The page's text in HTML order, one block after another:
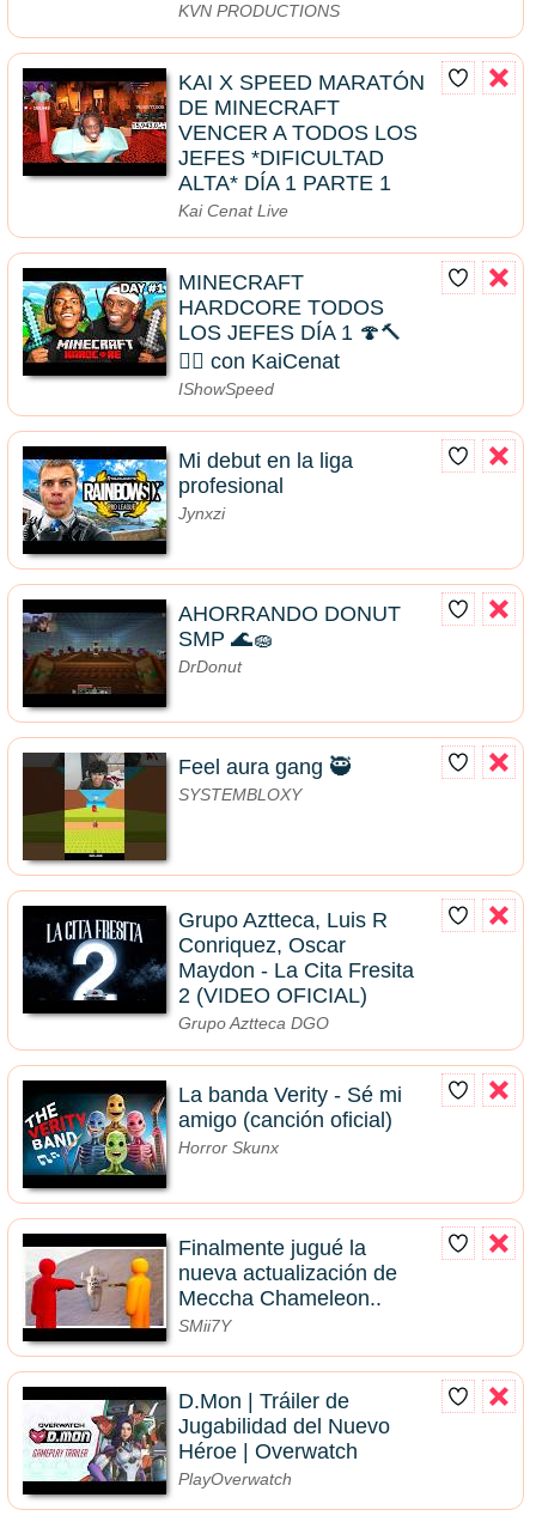
KVN PRODUCTIONS
KAI X SPEED MARATÓN
DE MINECRAFT
VENCER A TODOS LOS
JEFES *DIFICULTAD
ALTA* DÍA 1 PARTE 1
Kai Cenat Live
MINECRAFT
HARDCORE TODOS
LOS JEFES DÍA 1 🍄🔨
🧟‍♂️ con KaiCenat
IShowSpeed
Mi debut en la liga
profesional
Jynxzi
AHORRANDO DONUT
SMP 🌊🧽
DrDonut
Feel aura gang 🥷
SYSTEMBLOXY
Grupo Aztteca, Luis R
Conriquez, Oscar
Maydon - La Cita Fresita
2 (VIDEO OFICIAL)
Grupo Aztteca DGO
La banda Verity - Sé mi
amigo (canción oficial)
Horror Skunx
Finalmente jugué la
nueva actualización de
Meccha Chameleon..
SMii7Y
D.Mon | Tráiler de
Jugabilidad del Nuevo
Héroe | Overwatch
PlayOverwatch